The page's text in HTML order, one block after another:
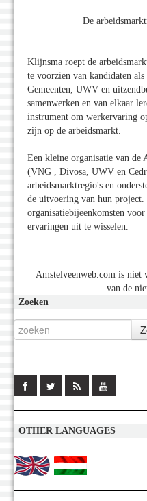
De
Klijnsma roept de
te voorzien van kandidaten
Gemeenten, UWV en
samenwerken en van elkaar
instrument om werkervaring
zijn op de arbeidsmarkt.
Een kleine organisatie van de
(VNG , Divosa, UWV en
arbeidsmarktregio's en
de uitvoering van hun project.
organisatiebijeenkomsten
ervaringen uit te wisselen.
Amstelveenweb.com is
van de
Zoeken
OTHER LANGUAGES